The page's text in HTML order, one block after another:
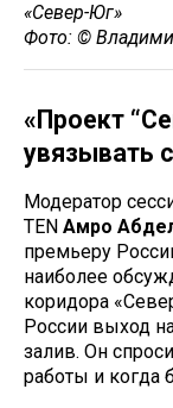
«Север-Юг»
Фото: ©
«Проект
увязывать
Модератор
TEN Амро
премьеру
наиболее
коридора
России выход
залив. Он
работы и когда